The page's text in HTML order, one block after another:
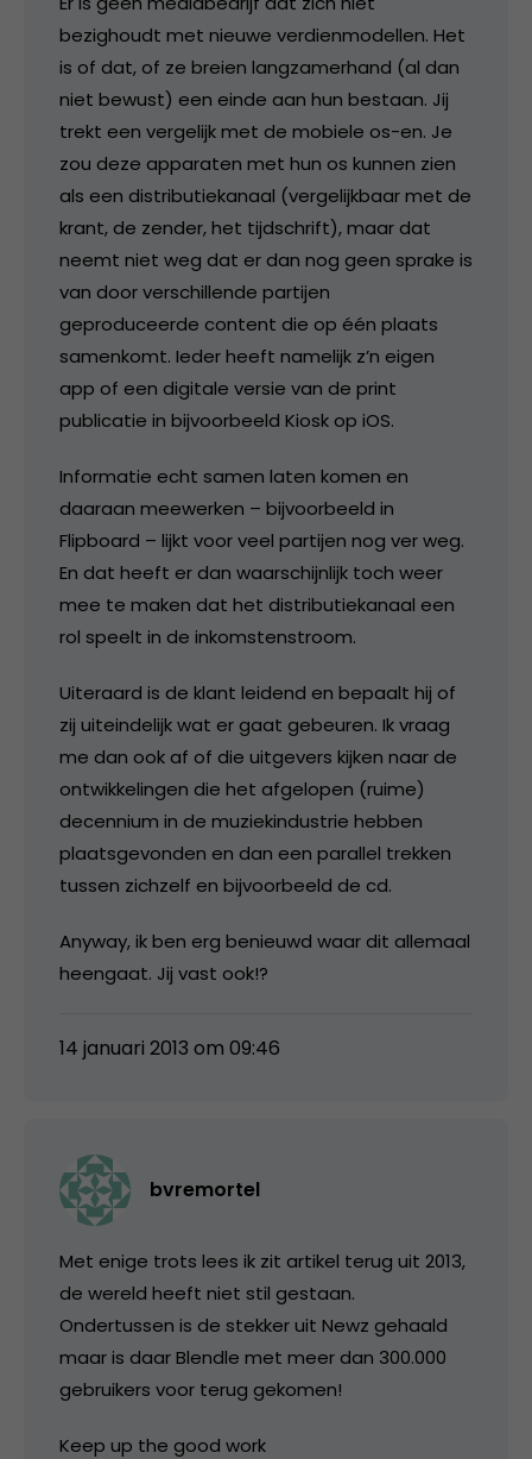
bezighoudt met nieuwe verdienmodellen. Het
is of dat, of ze breien langzamerhand (al dan
niet bewust) een einde aan hun bestaan. Jij
trekt een vergelijk met de mobiele os-en. Je
zou deze apparaten met hun os kunnen zien
als een distributiekanaal (vergelijkbaar met de
krant, de zender, het tijdschrift), maar dat
neemt niet weg dat er dan nog geen sprake is
van door verschillende partijen
geproduceerde content die op één plaats
samenkomt. Ieder heeft namelijk z’n eigen
app of een digitale versie van de print
publicatie in bijvoorbeeld Kiosk op iOS.
Informatie echt samen laten komen en
daaraan meewerken – bijvoorbeeld in
Flipboard – lijkt voor veel partijen nog ver weg.
En dat heeft er dan waarschijnlijk toch weer
mee te maken dat het distributiekanaal een
rol speelt in de inkomstenstroom.
Uiteraard is de klant leidend en bepaalt hij of
zij uiteindelijk wat er gaat gebeuren. Ik vraag
me dan ook af of die uitgevers kijken naar de
ontwikkelingen die het afgelopen (ruime)
decennium in de muziekindustrie hebben
plaatsgevonden en dan een parallel trekken
tussen zichzelf en bijvoorbeeld de cd.
Anyway, ik ben erg benieuwd waar dit allemaal
heengaat. Jij vast ook!?
14 januari 2013 om 09:46
bvremortel
Met enige trots lees ik zit artikel terug uit 2013,
de wereld heeft niet stil gestaan.
Ondertussen is de stekker uit Newz gehaald
maar is daar Blendle met meer dan 300.000
gebruikers voor terug gekomen!
Keep up the good work